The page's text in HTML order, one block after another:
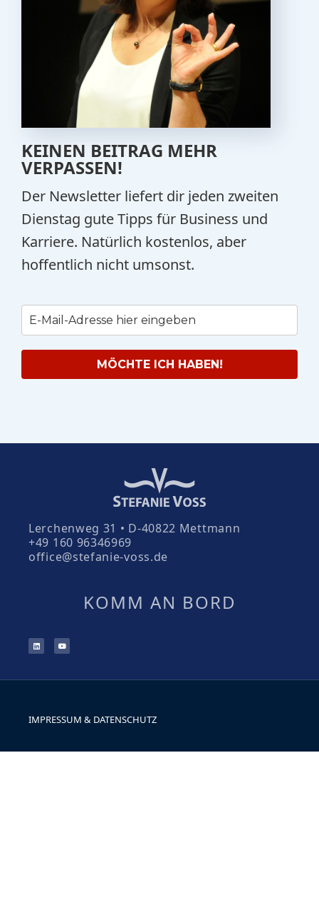
KEINEN BEITRAG MEHR
VERPASSEN!
Der Newsletter liefert dir jeden zweiten
Dienstag gute Tipps für Business und
Karriere. Natürlich kostenlos, aber
hoffentlich nicht umsonst.
MÖCHTE ICH HABEN!
Lerchenweg 31 • D-40822 Mettmann
+49 160 96346969
office@stefanie-voss.de
KOMM AN BORD
IMPRESSUM & DATENSCHUTZ